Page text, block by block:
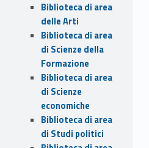
Biblioteca di area
delle Arti
Biblioteca di area
di Scienze della
Formazione
Biblioteca di area
di Scienze
economiche
Biblioteca di area
di Studi politici